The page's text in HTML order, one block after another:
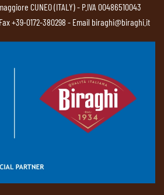
CUNEO (ITALY) - P.IVA 00486510043
+39-0172-380298 - Email biraghi@biraghi.it